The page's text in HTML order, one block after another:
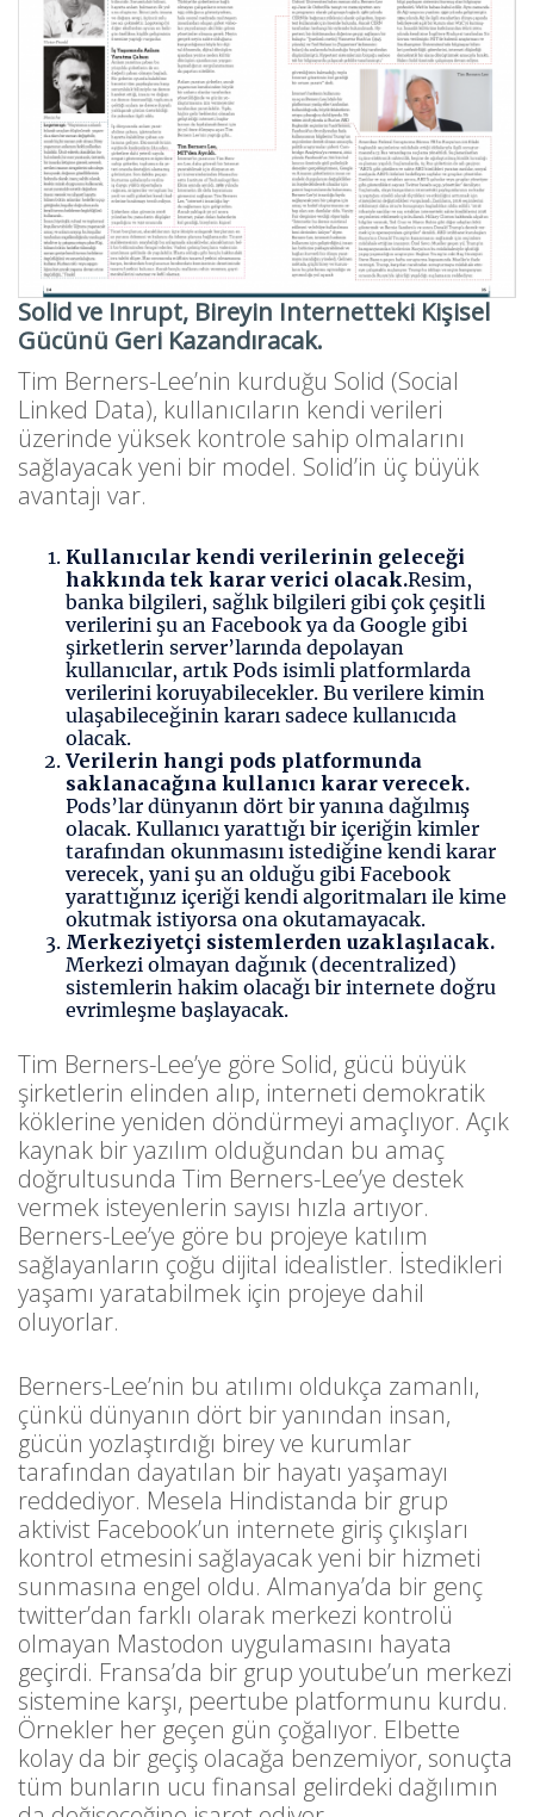
Solid ve Inrupt, Bireyin Internetteki Kişisel
Gücünü Geri Kazandıracak.
Tim Berners-Lee’nin kurduğu Solid (Social
Linked Data), kullanıcıların kendi verileri
üzerinde yüksek kontrole sahip olmalarını
sağlayacak yeni bir model. Solid’in üç büyük
avantajı var.
Kullanıcılar kendi verilerinin geleceği
hakkında tek karar verici olacak.Resim,
banka bilgileri, sağlık bilgileri gibi çok çeşitli
verilerini şu an Facebook ya da Google gibi
şirketlerin server’larında depolayan
kullanıcılar, artık Pods isimli platformlarda
verilerini koruyabilecekler. Bu verilere kimin
ulaşabileceğinin kararı sadece kullanıcıda
olacak.
Verilerin hangi pods platformunda
saklanacağına kullanıcı karar verecek.
Pods’lar dünyanın dört bir yanına dağılmış
olacak. Kullanıcı yarattığı bir içeriğin kimler
tarafından okunmasını istediğine kendi karar
verecek, yani şu an olduğu gibi Facebook
yarattığınız içeriği kendi algoritmaları ile kime
okutmak istiyorsa ona okutamayacak.
Merkeziyetçi sistemlerden uzaklaşılacak.
Merkezi olmayan dağınık (decentralized)
sistemlerin hakim olacağı bir internete doğru
evrimleşme başlayacak.
Tim Berners-Lee’ye göre Solid, gücü büyük
şirketlerin elinden alıp, interneti demokratik
köklerine yeniden döndürmeyi amaçlıyor. Açık
kaynak bir yazılım olduğundan bu amaç
doğrultusunda Tim Berners-Lee’ye destek
vermek isteyenlerin sayısı hızla artıyor.
Berners-Lee’ye göre bu projeye katılım
sağlayanların çoğu dijital idealistler. İstedikleri
yaşamı yaratabilmek için projeye dahil
oluyorlar.
Berners-Lee’nin bu atılımı oldukça zamanlı,
çünkü dünyanın dört bir yanından insan,
gücün yozlaştırdığı birey ve kurumlar
tarafından dayatılan bir hayatı yaşamayı
reddediyor. Mesela Hindistanda bir grup
aktivist Facebook’un internete giriş çıkışları
kontrol etmesini sağlayacak yeni bir hizmeti
sunmasına engel oldu. Almanya’da bir genç
twitter’dan farklı olarak merkezi kontrolü
olmayan Mastodon uygulamasını hayata
geçirdi. Fransa’da bir grup youtube’un merkezi
sistemine karşı, peertube platformunu kurdu.
Örnekler her geçen gün çoğalıyor. Elbette
kolay da bir geçiş olacağa benzemiyor, sonuçta
tüm bunların ucu finansal gelirdeki dağılımın